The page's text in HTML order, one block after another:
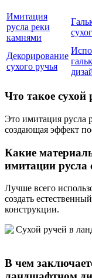
Имитация
русла реки
камнями
Декорирование
сухого ручья
Что такое
Это имитация русла
создающая эффект
Какие
имитации русла
Лучше всего
создать
конструкции.
В чем